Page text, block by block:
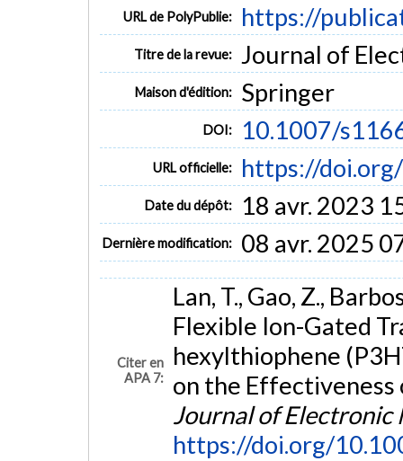
URL de PolyPublie: https://
Titre de la revue: Journal of
Maison d'édition: Springer
DOI: 10.1007/
URL officielle: https://
Date du dépôt: 18 avr. 2023
Dernière modification: 08 avr. 2025
Citer en
APA 7:
Lan, T., Gao, Z.,
Flexible Ion-Gated
hexylthiophene
on the Effectiveness
Journal of Electronic
https://doi.org/